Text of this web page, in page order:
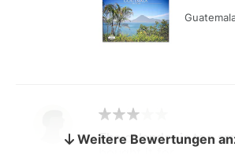
The calendar is too
Weitere Bewertungen